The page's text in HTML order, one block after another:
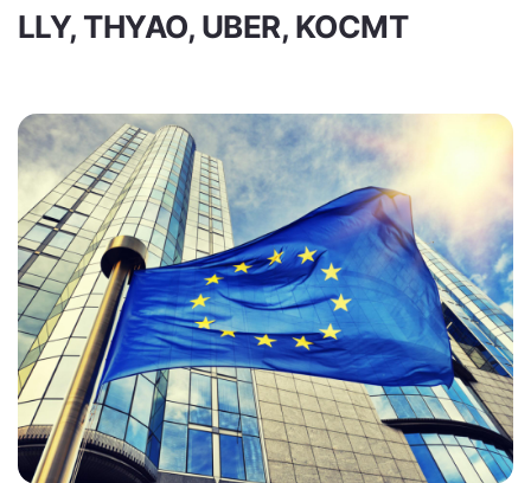
LLY, THYAO, UBER, KOCMT